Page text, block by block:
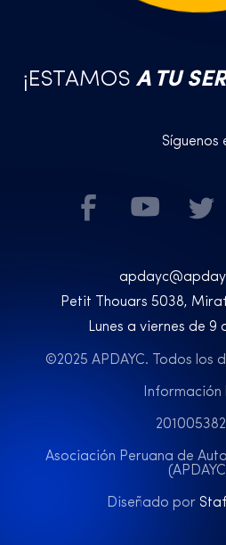
¡ESTAMOS A TU
Síguenos
Petit Thouars 5038,
Lunes a viernes de 9
©2025 APDAYC. Todos los
Información
Asociación Peruana de
Diseñado por